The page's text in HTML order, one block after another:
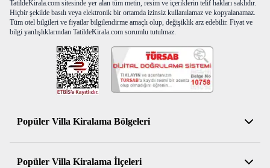
TatildeKirala.com sitesinde yer alan tüm metin, resim ve içeriklerin telif hakları saklıdır.
Hiçbir şekilde basılı veya elektronik bir ortamda izinsiz kullanılamaz ve kopyalanamaz.
Tüm otel bilgileri ve fiyatlar bilgilendirme amaçlı olup, değişiklik arz edebilir. Fiyat ve
bilgi yanlışlıklarından TatildeKirala.com sorumlu tutulmaz.
Popüler Villa Kiralama Bölgeleri
Antalya Kiralık Villa
Muğla Kiralık Villa
Popüler Villa Kiralama İlçeleri